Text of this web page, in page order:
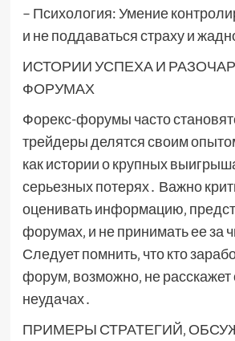
– Психология: Умение
и не поддаваться страху и
ИСТОРИИ УСПЕХА И
ФОРУМАХ
Форекс-форумы часто
трейдеры делятся своим
как истории о крупных
серьезных потерях․ Важно
оценивать информацию‚
форумах‚ и не принимать ее за
Следует помнить‚ что кто
форум‚ возможно‚ не расскажет
неудачах․
ПРИМЕРЫ СТРАТЕГИЙ‚